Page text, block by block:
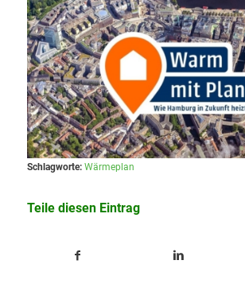
Schlagworte: Wärmeplan
Teile diesen Eintrag